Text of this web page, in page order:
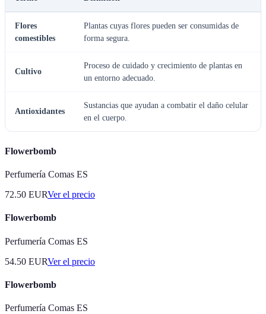
Flores
comestibles
Plantas cuyas flores pueden ser consumidas de
forma segura.
Cultivo
Proceso de cuidado y crecimiento de plantas en
un entorno adecuado.
Antioxidantes
Sustancias que ayudan a combatir el daño celular
en el cuerpo.
Flowerbomb
Perfumería Comas ES
72.50 EURVer el precio
Flowerbomb
Perfumería Comas ES
54.50 EURVer el precio
Flowerbomb
Perfumería Comas ES